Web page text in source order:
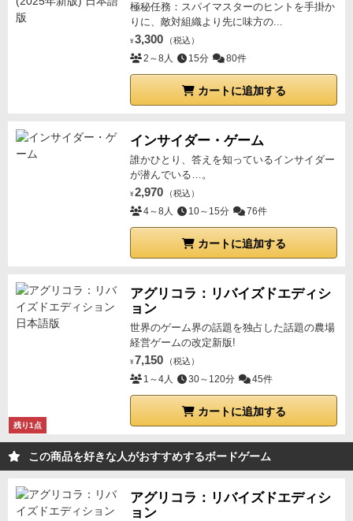
極秘任務：スパイマスターのヒントを手掛か
りに、敵対組織より先に味方の...
¥ 3,300 （税込）
2～8人 15分 80件
カートに追加する
インサイダー・ゲーム
誰かひとり、答えを知っているインサイダー
が潜んでいる…。
¥ 2,970 （税込）
4～8人 10～15分 76件
カートに追加する
残り1点
アグリコラ：リバイズドエディシ
ョン
世界のゲーム界の話題を独占した話題の農場
経営ゲームの改定新版!
¥ 7,150 （税込）
1～4人 30～120分 45件
カートに追加する
この商品を好きな人がおすすめするボードゲーム
アグリコラ：リバイズドエディシ
ョン